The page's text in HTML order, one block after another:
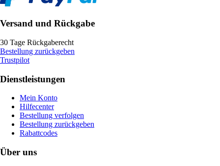
Versand und Rückgabe
30 Tage Rückgaberecht
Bestellung zurückgeben
Trustpilot
Dienstleistungen
Mein Konto
Hilfecenter
Bestellung verfolgen
Bestellung zurückgeben
Rabattcodes
Über uns